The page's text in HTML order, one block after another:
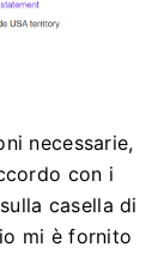
necessarie,
con i
casella di
mi è fornito